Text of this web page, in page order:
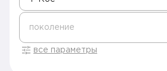
поколение
все параметры